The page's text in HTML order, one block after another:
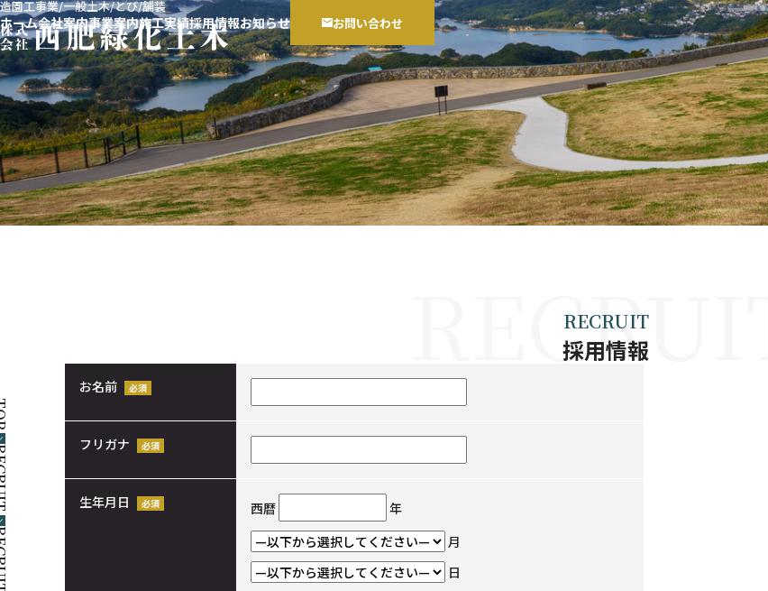
造園工事業/一般土木/とび/舗装
ホーム会社案内事業案内施工実績採用情報お知らせ お問い合わせ
RECRUIT
採用情報
お名前
フリガナ
生年月日 西暦
年
月
日